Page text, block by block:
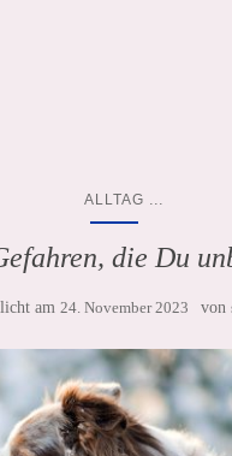
ALLTAG ...
die Du
am24. November 2023 von